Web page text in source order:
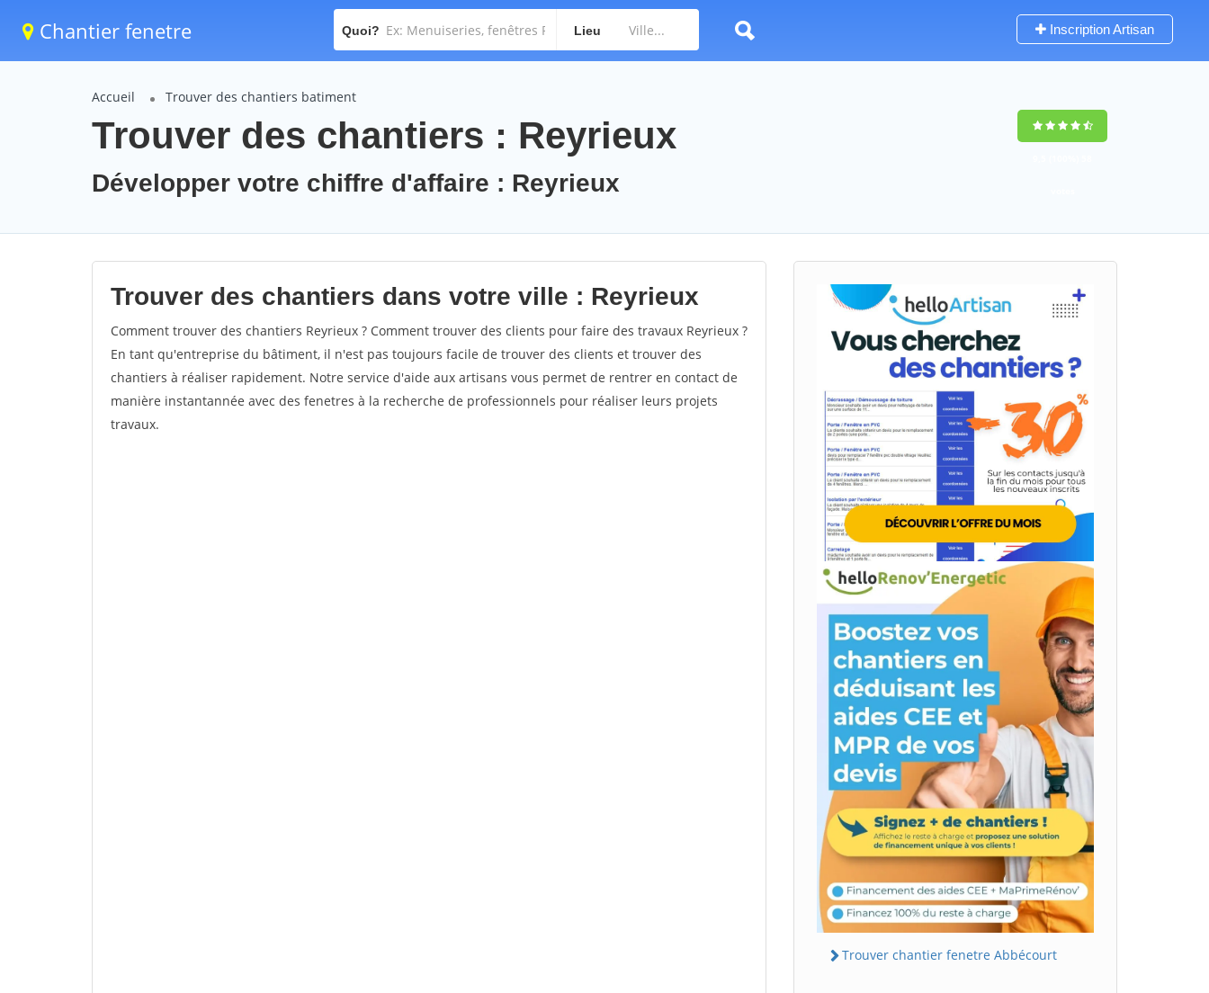
Chantier fenetre Quoi? Lieu Inscription Artisan
Accueil Trouver des chantiers batiment
Trouver des chantiers : Reyrieux
Développer votre chiffre d'affaire : Reyrieux
Trouver des chantiers dans votre ville : Reyrieux
Comment trouver des chantiers Reyrieux ? Comment trouver des clients pour faire des travaux Reyrieux ?
En tant qu'entreprise du bâtiment, il n'est pas toujours facile de trouver des clients et trouver des
chantiers à réaliser rapidement. Notre service d'aide aux artisans vous permet de rentrer en contact de
manière instantannée avec des fenetres à la recherche de professionnels pour réaliser leurs projets
travaux.
Trouver chantier fenetre Abbécourt